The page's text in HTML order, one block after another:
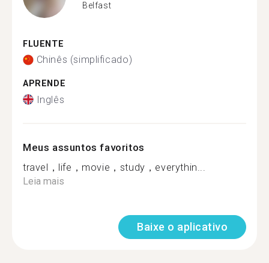
Belfast
FLUENTE
Chinês (simplificado)
APRENDE
Inglês
Meus assuntos favoritos
travel，life，movie，study，everythin...
Leia mais
Baixe o aplicativo